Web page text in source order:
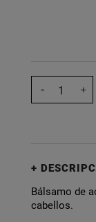
Bálsamo de
cabellos.